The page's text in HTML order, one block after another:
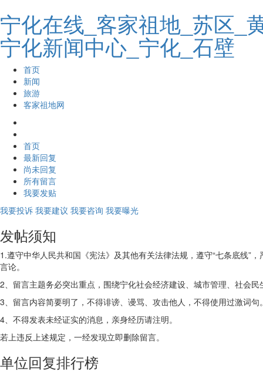
宁化在线_客家祖地_苏区_
宁化新闻中心_宁化_石壁
首页
新闻
旅游
客家祖地网
首页
最新回复
尚未回复
所有留言
我要发贴
我要投诉 我要建议 我要咨询 我要曝光
发帖须知
1.遵守中华人民共和国《宪法》及其他有关法律法规，遵守“七条底线”
言论。
2、留言主题务必突出重点，围绕宁化社会经济建设、城市管理、社会
3、留言内容简要明了，不得诽谤、谩骂、攻击他人，不得使用过激词句
4、不得发表未经证实的消息，亲身经历请注明。
若上违反上述规定，一经发现立即删除留言。
单位回复排行榜